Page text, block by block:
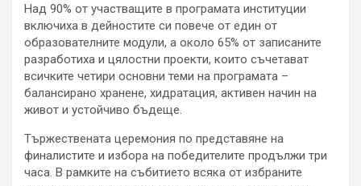
Над 90% от участващите в програмата институции
включиха в дейностите си повече от един от
образователните модули, а около 65% от записаните
разработиха и цялостни проекти, които съчетават
всичките четири основни теми на програмата –
балансирано хранене, хидратация, активен начин на
живот и устойчиво бъдеще.
Тържествената церемония по представяне на
финалистите и избора на победителите продължи три
часа. В рамките на събитието всяка от избраните